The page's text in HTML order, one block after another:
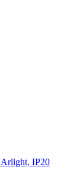
IP20